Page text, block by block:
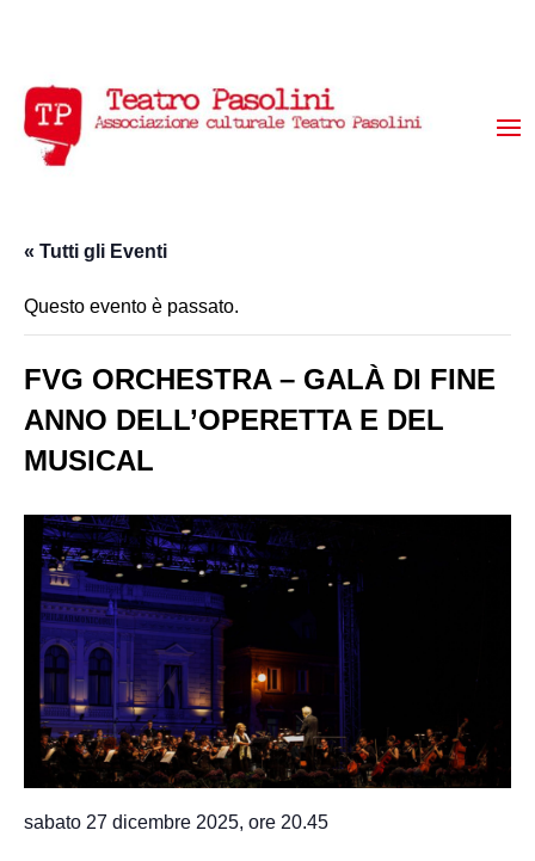
« Tutti gli Eventi
Questo evento è passato.
FVG ORCHESTRA – GALÀ DI FINE
ANNO DELL’OPERETTA E DEL
MUSICAL
sabato 27 dicembre 2025, ore 20.45